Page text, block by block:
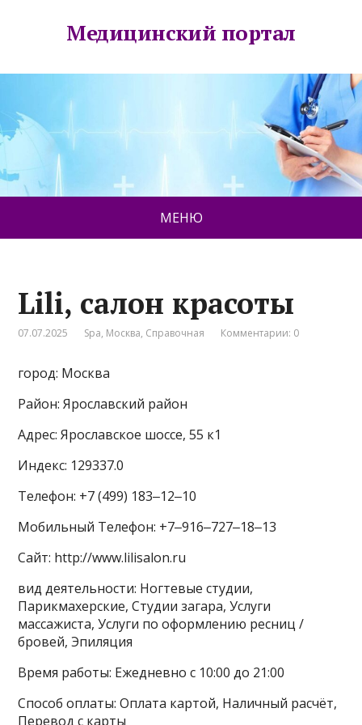
Медицинский портал
МЕНЮ
Lili, салон красоты
07.07.2025 Spa, Москва, Справочная Комментарии: 0
город: Москва
Район: Ярославский район
Адрес: Ярославское шоссе, 55 к1
Индекс: 129337.0
Телефон: +7 (499) 183‒12‒10
Мобильный Телефон: +7‒916‒727‒18‒13
Сайт: http://www.lilisalon.ru
вид деятельности: Ногтевые студии,
Парикмахерские, Студии загара, Услуги
массажиста, Услуги по оформлению ресниц /
бровей, Эпиляция
Время работы: Ежедневно с 10:00 до 21:00
Способ оплаты: Оплата картой, Наличный расчёт,
Перевод с карты